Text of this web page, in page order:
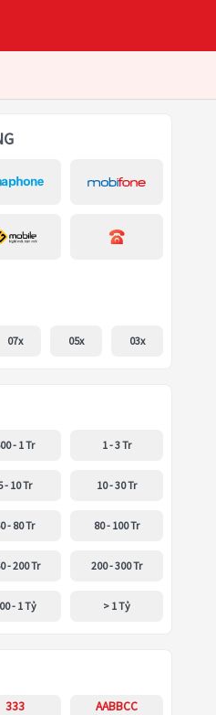
07x 05x 03x
- 1 Tr 1 - 3 Tr
- 10 Tr 10 - 30 Tr
- 80 Tr 80 - 100 Tr
- 200 Tr 200 - 300 Tr
- 1 Tỷ > 1 Tỷ
333 AABBCC